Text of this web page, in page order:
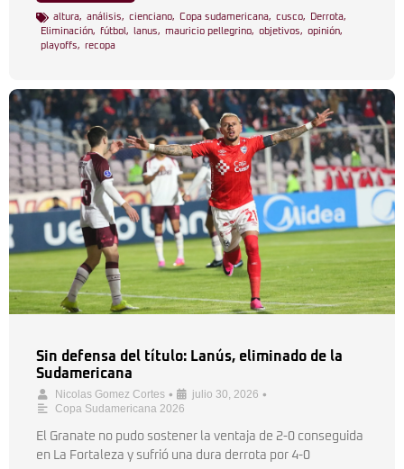
altura, análisis, cienciano, Copa sudamericana, cusco, Derrota,
Eliminación, fútbol , lanus, mauricio pellegrino, objetivos, opinión,
playoffs, recopa
Sin defensa del título: Lanús, eliminado de la
Sudamericana
Nicolas Gomez Cortes • julio 30, 2026 •
Copa Sudamericana 2026
El Granate no pudo sostener la ventaja de 2-0 conseguida
en La Fortaleza y sufrió una dura derrota por 4-0